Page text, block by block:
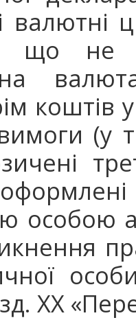
валютні
що не
коштів
(у
особою
XX